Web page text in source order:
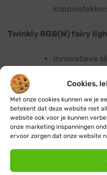
Cookies,
Met onze cookies kunnen we je
betekent dat deze website niet
website ook voor je kunnen
onze marketing inspanningen
ervoor zorgen dat onze website
Twinkly RGB(W) fairy
Innovatieve
Pas kleuren
een
voor een
Al onze fairy lights zijn
dus spatwaterdicht en